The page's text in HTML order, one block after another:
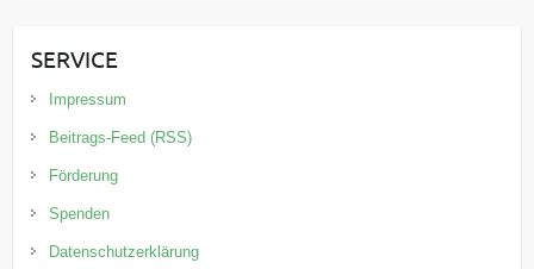
SERVICE
Impressum
Beitrags-Feed (RSS)
Förderung
Spenden
Datenschutzerklärung